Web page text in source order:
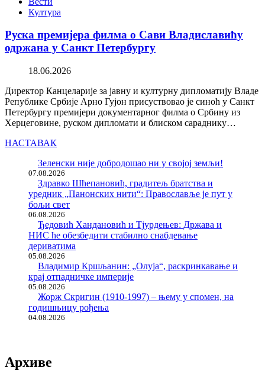
Култура
Руска премијера филма о Сави Владиславићу
одржана у Санкт Петербургу
18.06.2026
Директор Канцеларије за јавну и културну дипломатију Владе
Републике Србије Арно Гујон присуствовао је синоћ у Санкт
Петербургу премијери документарног филма о Србину из
Херцеговине, руском дипломати и блиском сараднику…
НАСТАВАК
Зеленски није добродошао ни у својој земљи!
07.08.2026
Здравко Шћепановић, градитељ братства и
уредник „Панонских нити“: Православље је пут у
бољи свет
06.08.2026
Ђедовић Хандановић и Тјурдењев: Држава и
НИС ће обезбедити стабилно снабдевање
дериватима
05.08.2026
Владимир Кршљанин: „Олуја“, раскринкавање и
крај отпадничке империје
05.08.2026
Жорж Скригин (1910-1997) – њему у спомен, на
годишњицу рођења
04.08.2026
Архиве